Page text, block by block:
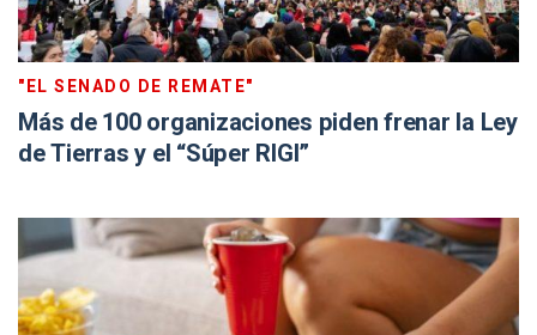
"EL SENADO DE REMATE"
Más de 100 organizaciones piden frenar la Ley
de Tierras y el “Súper RIGI”